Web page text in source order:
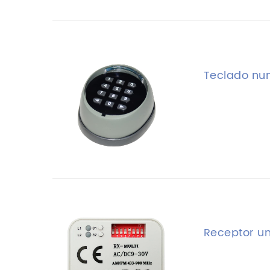
Teclado
Receptor